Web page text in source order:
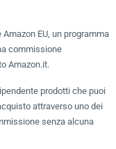
EU, un programma
commissione
Amazon.it.
prodotti che puoi
attraverso uno dei
senza alcuna